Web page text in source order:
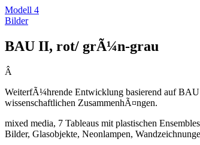
Modell 4
Bilder
BAU II, rot/ grÃ¼n-grau
Â
WeiterfÃ¼hrende Entwicklung basierend auf
wissenschaftlichen ZusammenhÃ¤ngen.
mixed media, 7 Tableaus mit plastischen
Bilder, Glasobjekte, Neonlampen,